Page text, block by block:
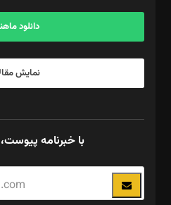
آگهی و مشترکین: ۰۹۱۹۹۹۹۰۴۵۴
دانلود
نمایش
با خبرنامه پیوست،